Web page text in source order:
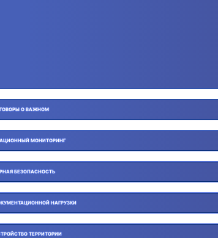
О ВАЖНОМ
МОНИТОРИНГ
БЕЗОПАСНОСТЬ
НАГРУЗКИ
ТЕРРИТОРИИ